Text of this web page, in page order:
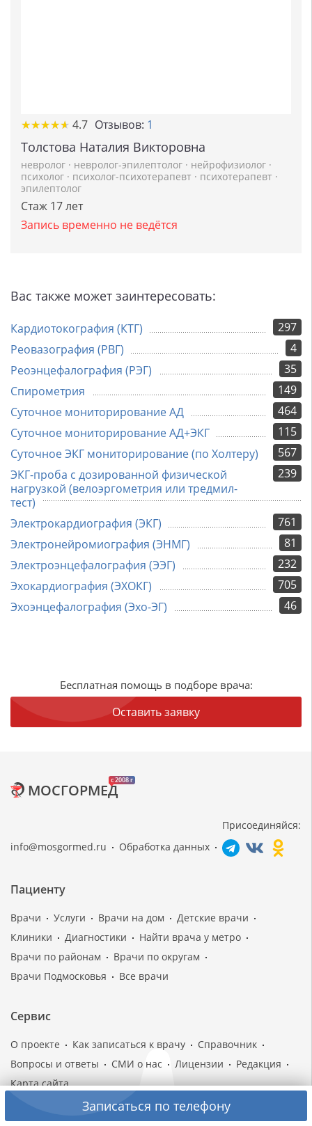
★★★★★
★★★★★ 4.7 Отзывов: 1
Толстова Наталия Викторовна
невролог · невролог-эпилептолог · нейрофизиолог ·
психолог · психолог-психотерапевт · психотерапевт ·
эпилептолог
Стаж 17 лет
Запись временно не ведётся
Вас также может заинтересовать:
297
Кардиотокография (КТГ)
4
Реовазография (РВГ)
35
Реоэнцефалография (РЭГ)
149
Спирометрия
464
Суточное мониторирование АД
115
Суточное мониторирование АД+ЭКГ
567
Суточное ЭКГ мониторирование (по Холтеру)
239
ЭКГ-проба с дозированной физической
нагрузкой (велоэргометрия или тредмил-
тест)
761
Электрокардиография (ЭКГ)
81
Электронейромиография (ЭНМГ)
232
Электроэнцефалография (ЭЭГ)
705
Эхокардиография (ЭХОКГ)
46
Эхоэнцефалография (Эхо-ЭГ)
Записаться по телефону
Бесплатная помощь в подборе врача:
Оставить заявку
c 2008 г
МОСГОРМЕД
info@mosgormed.ru Обработка данных
Присоединяйся:
Пациенту
Врачи Услуги Врачи на дом
Детские врачи
Клиники
Диагностики
Найти врача у метро
Врачи по районам
Врачи по округам
Врачи Подмосковья
Все врачи
Сервис
О проекте Как записаться к врачу
Справочник
Вопросы и ответы
СМИ о нас Лицензии
Редакция
Карта сайта
Информация на сайте не может быть использована для
самодиагностики и самолечения, не является публичной офертой